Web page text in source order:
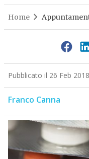
Home
Pubblicato il 26 Feb 2018
Franco Canna